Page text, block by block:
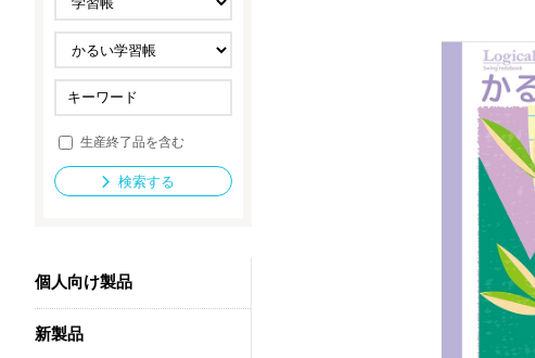
防災・
セキュリティ用品
法人向け製品
導入事例
生産終了品を含む
検索する
個人向け製品
新製品